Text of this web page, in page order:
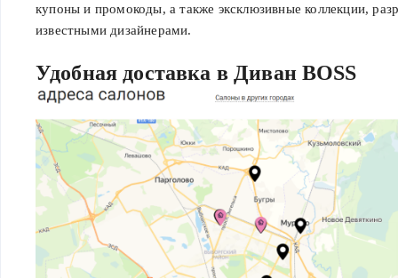
купоны и промокоды, а также эксклюзивные коллекции,
известными дизайнерами.
Удобная доставка в Диван BOSS